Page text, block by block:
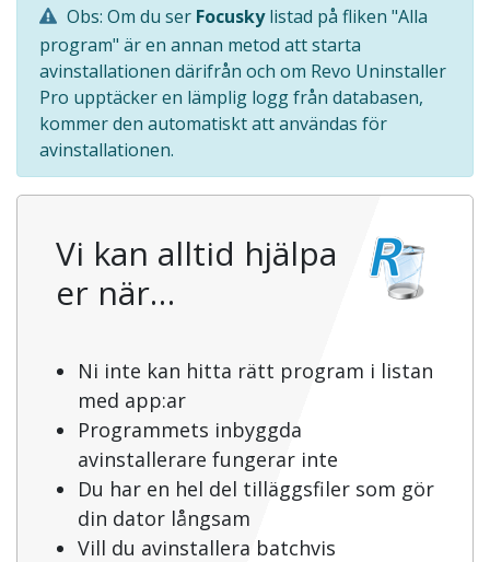
Obs: Om du ser Focuskylistad på fliken "Alla
program" är en annan metod att starta
avinstallationen därifrån och om Revo Uninstaller
Pro upptäcker en lämplig logg från databasen,
kommer den automatiskt att användas för
avinstallationen.
Vi kan alltid hjälpa
er när…
Ni inte kan hitta rätt program i listan
med app:ar
Programmets inbyggda
avinstallerare fungerar inte
Du har en hel del tilläggsfiler som gör
din dator långsam
Vill du avinstallera batchvis